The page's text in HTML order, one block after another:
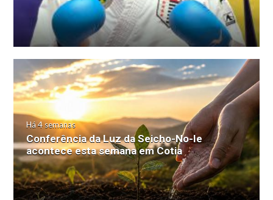
Há 4 semanas
Conferência da Luz da Seicho-No-Ie
acontece esta semana em Cotia